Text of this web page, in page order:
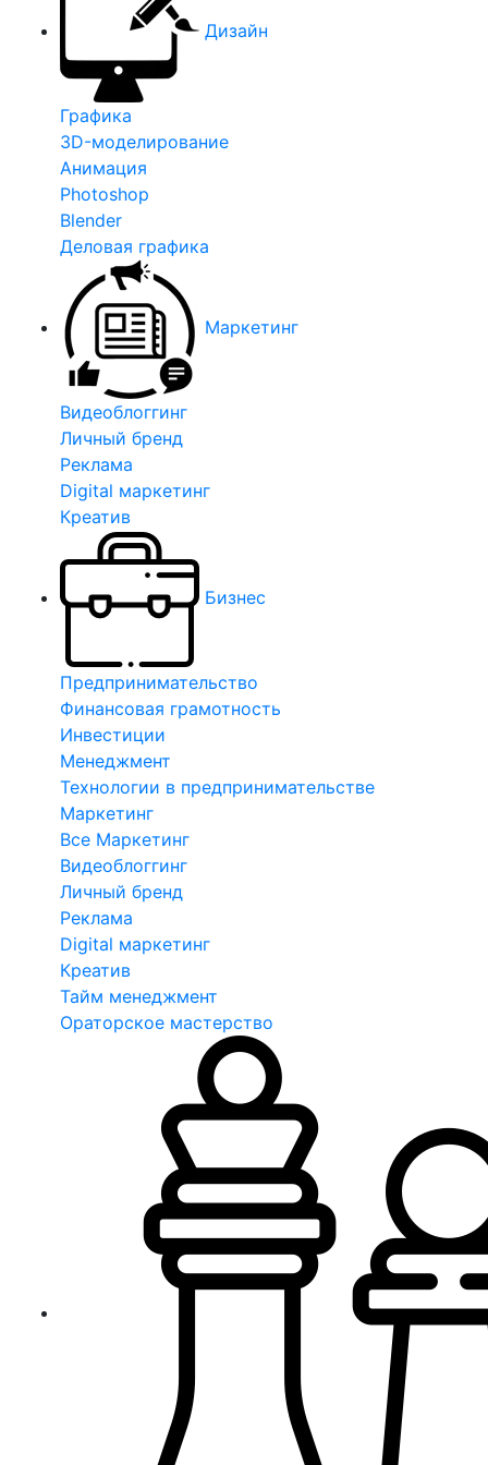
Дизайн
Графика
3D-моделирование
Анимация
Photoshop
Blender
Деловая графика
Маркетинг
Видеоблоггинг
Личный бренд
Реклама
Digital маркетинг
Креатив
Бизнес
Предпринимательство
Финансовая грамотность
Инвестиции
Менеджмент
Технологии в предпринимательстве
Маркетинг
Все Маркетинг
Видеоблоггинг
Личный бренд
Реклама
Digital маркетинг
Креатив
Тайм менеджмент
Ораторское мастерство